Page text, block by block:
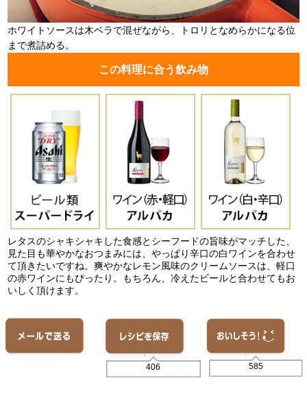
ホワイトソースは木ベラで混ぜながら、トロリとなめらかになる位
まで煮詰める。
この料理に合う飲み物
レタスのシャキシャキした食感とシーフードの旨味がマッチした、
見た目も華やかなおつまみには、やっぱり辛口の白ワインを合わせ
て頂きたいですね。爽やかなレモン風味のクリームソースは、軽口
の赤ワインにもぴったり。もちろん、冷えたビールと合わせてもお
いしく頂けます。
406 585